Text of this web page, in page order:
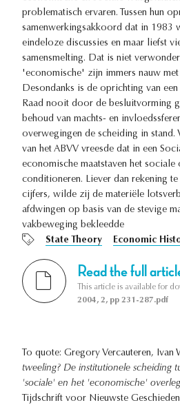
problematisch ervaren. Tussen hun
samenwerkingsakkoord dat in 1983
eindeloze discussies en maar liefst
samensmelting. Dat is niet
'economische' zijn immers nauw met
Desondanks is de oprichting van
Raad nooit door de besluitvorming
behoud van machts- en
overwegingen de scheiding in stand.
van het ABVV vreesde dat in een
economische maatstaven het sociale
conditioneren. Liever dan rekening
cijfers, wilde zij de materiële
afdwingen op basis van de stevige
vakbeweging bekleedde
State Theory
Economic
Read the full
This article is available for
2004, 2, pp 231-287.pdf
To quote: Gregory Vercauteren, Ivan
tweeling? De institutionele scheiding
'sociale' en het 'economische'
Tijdschrift voor Nieuwste